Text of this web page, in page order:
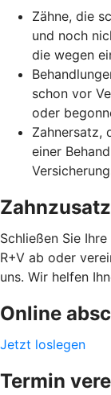
Zähne, die
und noch
die wegen
schon vor
oder
Zahnersatz,
einer
Schließen Sie
R+V ab oder
uns. Wir helfen
Online
Jetzt loslegen
Termin